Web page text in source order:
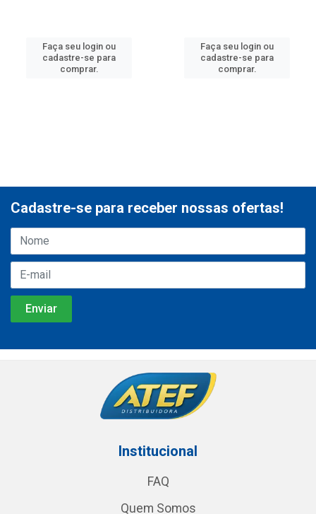
Faça seu login ou
cadastre-se para
comprar.
Faça seu login ou
cadastre-se para
comprar.
Cadastre-se para receber nossas ofertas!
Institucional
FAQ
Quem Somos